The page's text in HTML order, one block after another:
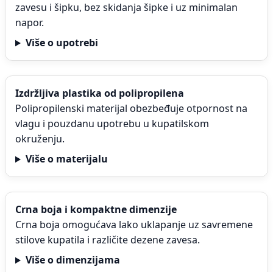
zavesu i šipku, bez skidanja šipke i uz minimalan
napor.
Više o upotrebi
Izdržljiva plastika od polipropilena
Polipropilenski materijal obezbeđuje otpornost na
vlagu i pouzdanu upotrebu u kupatilskom
okruženju.
Više o materijalu
Crna boja i kompaktne dimenzije
Crna boja omogućava lako uklapanje uz savremene
stilove kupatila i različite dezene zavesa.
Više o dimenzijama